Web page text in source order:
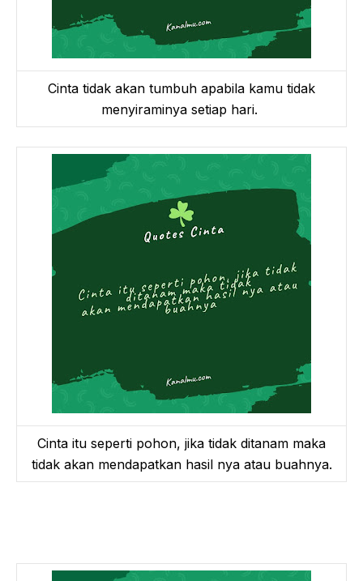
Cinta tidak akan tumbuh apabila kamu tidak
menyiraminya setiap hari.
Cinta itu seperti pohon, jika tidak ditanam maka
tidak akan mendapatkan hasil nya atau buahnya.